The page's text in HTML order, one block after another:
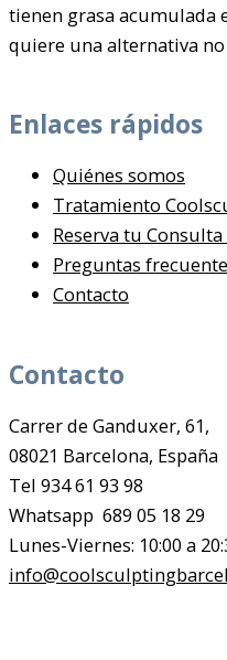
tienen grasa acumulada
quiere una alternativa
Enlaces rápidos
Quiénes somos
Tratamiento
Reserva tu
Preguntas
Contacto
Contacto
Carrer de Ganduxer, 61,
08021 Barcelona, España
Tel 934 61 93 98
Whatsapp 689 05 18 29
Lunes-Viernes: 10:00 a